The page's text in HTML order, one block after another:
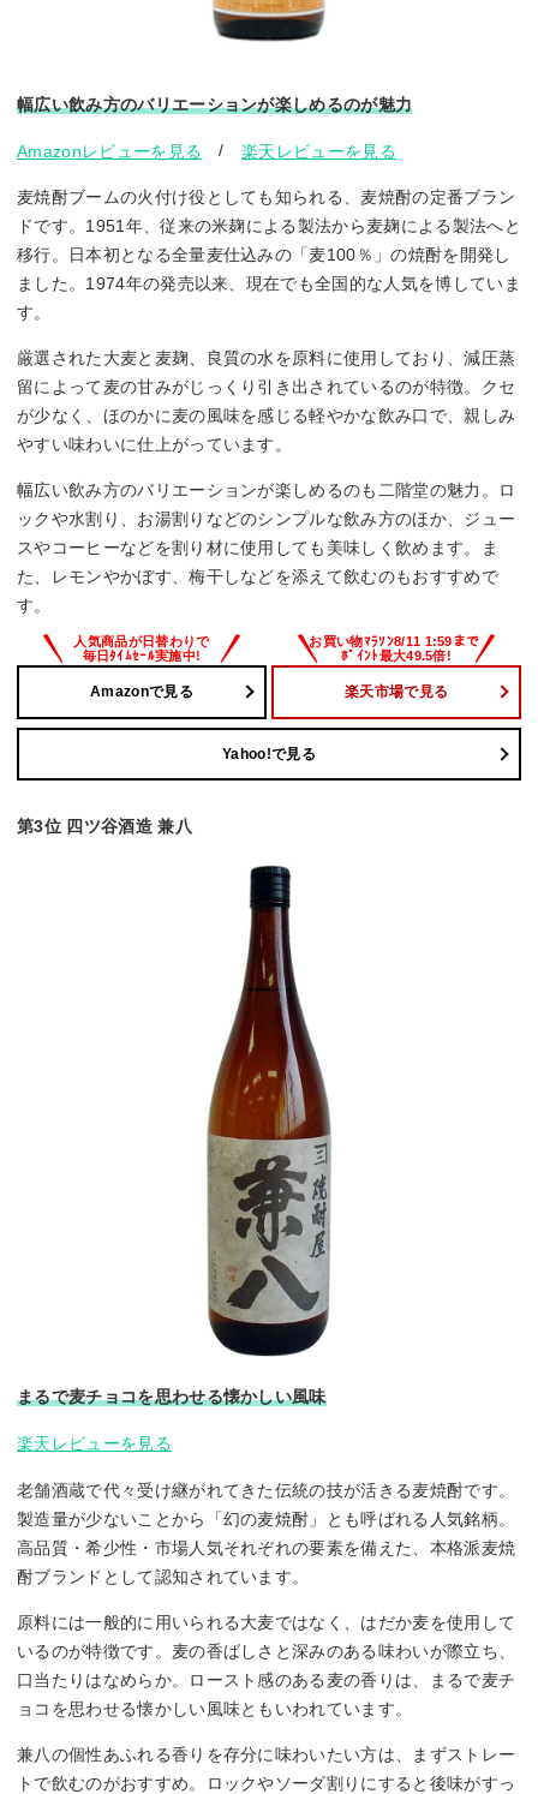
幅広い飲み方のバリエーションが楽しめるのが魅力
Amazonレビューを見る /楽天レビューを見る
麦焼酎ブームの火付け役としても知られる、麦焼酎の定番ブラン
ドです。1951年、従来の米麹による製法から麦麹による製法へと
移行。日本初となる全量麦仕込みの「麦100％」の焼酎を開発し
ました。1974年の発売以来、現在でも全国的な人気を博していま
す。
厳選された大麦と麦麹、良質の水を原料に使用しており、減圧蒸
留によって麦の甘みがじっくり引き出されているのが特徴。クセ
が少なく、ほのかに麦の風味を感じる軽やかな飲み口で、親しみ
やすい味わいに仕上がっています。
幅広い飲み方のバリエーションが楽しめるのも二階堂の魅力。ロ
ックや水割り、お湯割りなどのシンプルな飲み方のほか、ジュー
スやコーヒーなどを割り材に使用しても美味しく飲めます。ま
た、レモンやかぼす、梅干しなどを添えて飲むのもおすすめで
す。
Amazonで見る 楽天市場で見る
Yahoo!で見る
第3位 四ツ谷酒造 兼八
まるで麦チョコを思わせる懐かしい風味
楽天レビューを見る
老舗酒蔵で代々受け継がれてきた伝統の技が活きる麦焼酎です。
製造量が少ないことから「幻の麦焼酎」とも呼ばれる人気銘柄。
高品質・希少性・市場人気それぞれの要素を備えた、本格派麦焼
酎ブランドとして認知されています。
原料には一般的に用いられる大麦ではなく、はだか麦を使用して
いるのが特徴です。麦の香ばしさと深みのある味わいが際立ち、
口当たりはなめらか。ロースト感のある麦の香りは、まるで麦チ
ョコを思わせる懐かしい風味ともいわれています。
兼八の個性あふれる香りを存分に味わいたい方は、まずストレー
トで飲むのがおすすめ。ロックやソーダ割りにすると後味がすっ